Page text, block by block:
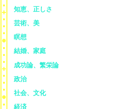
知恵、正しさ
芸術、美
瞑想
結婚、家庭
成功論、繁栄論
政治
社会、文化
経済